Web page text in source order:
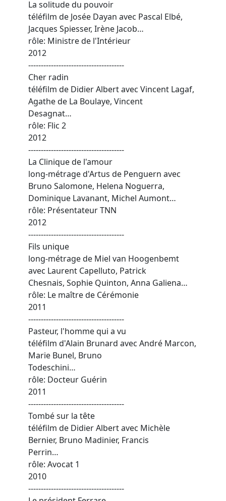
La solitude du pouvoir
téléfilm de Josée Dayan avec Pascal Elbé,
Jacques Spiesser, Irène Jacob…
rôle: Ministre de l'Intérieur
2012
--------------------------------------
Cher radin
téléfilm de Didier Albert avec Vincent Lagaf,
Agathe de La Boulaye, Vincent
Desagnat…
rôle: Flic 2
2012
--------------------------------------
La Clinique de l'amour
long-métrage d'Artus de Penguern avec
Bruno Salomone, Helena Noguerra,
Dominique Lavanant, Michel Aumont…
rôle: Présentateur TNN
2012
--------------------------------------
Fils unique
long-métrage de Miel van Hoogenbemt
avec Laurent Capelluto, Patrick
Chesnais, Sophie Quinton, Anna Galiena…
rôle: Le maître de Cérémonie
2011
--------------------------------------
Pasteur, l'homme qui a vu
téléfilm d'Alain Brunard avec André Marcon,
Marie Bunel, Bruno
Todeschini…
rôle: Docteur Guérin
2011
--------------------------------------
Tombé sur la tête
téléfilm de Didier Albert avec Michèle
Bernier, Bruno Madinier, Francis
Perrin…
rôle: Avocat 1
2010
--------------------------------------